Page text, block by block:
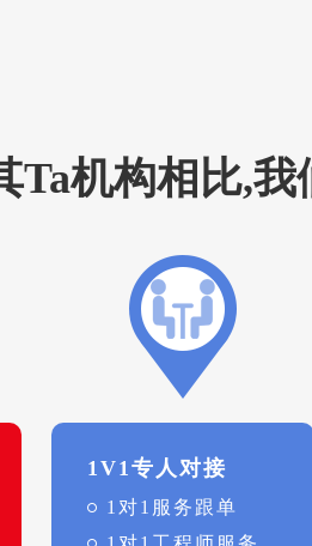
Ta机构相比,我
1V1专人对接
1对1服务跟单